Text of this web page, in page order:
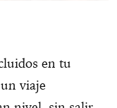
en tu
viaje